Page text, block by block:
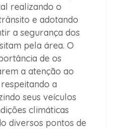
realizando o
e adotando
a segurança dos
pela área. O
de os
a atenção ao
a
seus veículos
climáticas
diversos pontos de